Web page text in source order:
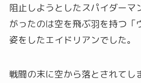
阻止しようとしたスパイダーマ
がったのは空を飛ぶ羽を持つ「
姿をしたエイドリアンでした。
戦闘の末に空から落とされてし